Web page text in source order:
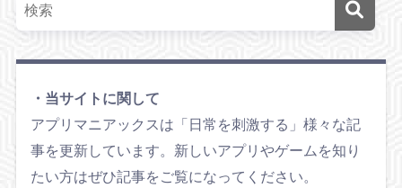
・当サイトに関して
アプリマニアックスは「日常を刺激する」様々な記
事を更新しています。新しいアプリやゲームを知り
たい方はぜひ記事をご覧になってください。